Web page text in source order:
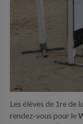
Les élèves de 1re de
rendez-vous pour le